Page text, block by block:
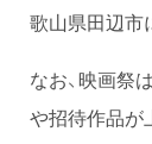
歌山県田辺市
なお、映画祭
や招待作品が